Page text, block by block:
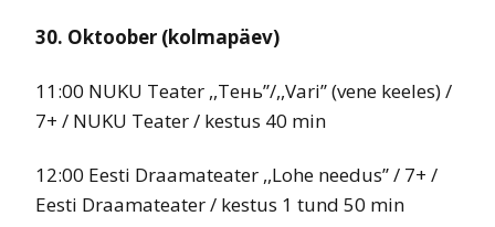
30. Oktoober (kolmapäev)
11:00 NUKU Teater ,,Tень’’/,,Vari’’ (vene keeles) /
7+ / NUKU Teater / kestus 40 min
12:00 Eesti Draamateater ,,Lohe needus’’ / 7+ /
Eesti Draamateater / kestus 1 tund 50 min